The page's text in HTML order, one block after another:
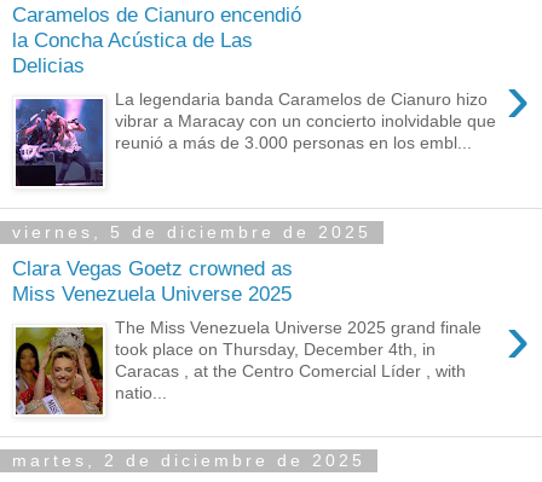
Caramelos de Cianuro encendió
la Concha Acústica de Las
Delicias
›
La legendaria banda Caramelos de Cianuro hizo
vibrar a Maracay con un concierto inolvidable que
reunió a más de 3.000 personas en los embl...
viernes, 5 de diciembre de 2025
Clara Vegas Goetz crowned as
Miss Venezuela Universe 2025
›
The Miss Venezuela Universe 2025 grand finale
took place on Thursday, December 4th, in
Caracas , at the Centro Comercial Líder , with
natio...
martes, 2 de diciembre de 2025